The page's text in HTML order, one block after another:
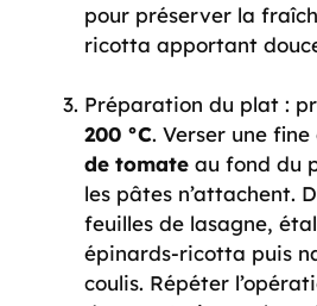
pour préserver la
ricotta apportant
Préparation du plat :
200 °C. Verser une fine
de tomate au fond du
les pâtes n’attachent.
feuilles de lasagne,
épinards-ricotta puis
coulis. Répéter